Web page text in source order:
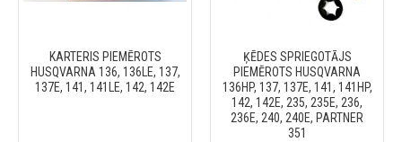
KARTERIS PIEMĒROTS
HUSQVARNA 136, 136LE, 137,
137E, 141, 141LE, 142, 142E
ĶĒDES SPRIEGOTĀJS
PIEMĒROTS HUSQVARNA
136HP, 137, 137E, 141, 141HP,
142, 142E, 235, 235E, 236,
236E, 240, 240E, PARTNER
351